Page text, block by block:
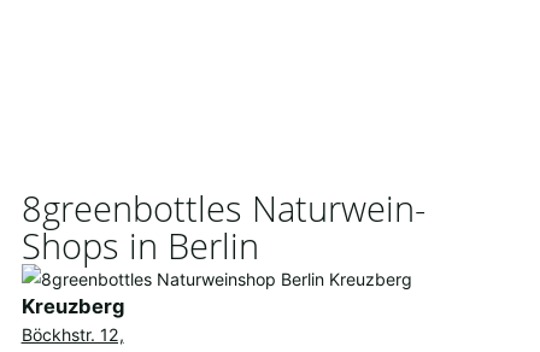
8greenbottles Naturwein-
Shops in Berlin
Kreuzberg
Böckhstr. 12,